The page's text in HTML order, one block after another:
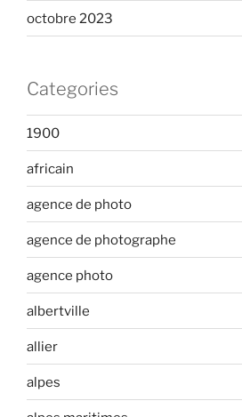
octobre 2023
Categories
1900
africain
agence de photo
agence de photographe
agence photo
albertville
allier
alpes